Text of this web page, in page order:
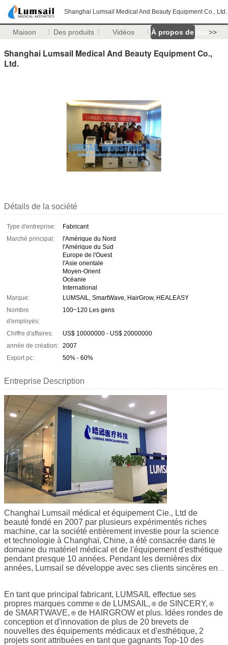
Shanghai Lumsail Medical And Beauty Equipment Co., Ltd.
Maison Des produits Vidéos À propos de nous>>
Shanghai Lumsail Medical And Beauty Equipment Co.,
Ltd.
Détails de la société
Type d'entreprise:
Fabricant
Marché principal:
l'Amérique du Nord
l'Amérique du Sud
Europe de l'Ouest
l'Asie orientale
Moyen-Orient
Océanie
International
Marque:
LUMSAIL, SmartWave, HairGrow, HEALEASY
Nombre
d'employés:
100~120 Les gens
Chiffre d'affaires:
US$ 10000000 - US$ 20000000
année de création: 2007
Export pc:
50% - 60%
Entreprise Description
Changhaï Lumsail médical et équipement Cie., Ltd de
beauté fondé en 2007 par plusieurs expérimentés riches
machine, car la société entièrement investie pour la science
et technologie à Changhaï, Chine, a été consacrée dans le
domaine du matériel médical et de l'équipement d'esthétique
pendant presque 10 années. Pendant les dernières dix
années, Lumsail se développe avec ses clients sincères en
etc. Maintenant Lumsail a possédé l'atelier qui suit
strictement la norme ISO13485, et sa propre équipe de
recherches et de développement, équipe de support
technique et ventes team.
En tant que principal fabricant, LUMSAIL effectue ses
propres marques comme ® de LUMSAIL, ® de SINCERY, ®
de SMARTWAVE, ® de HAIRGROW et plus. Idées rondes de
conception et d'innovation de plus de 20 brevets de
nouvelles des équipements médicaux et d'esthétique, 2
projets sont attribuées en tant que gagnants Top-10 des